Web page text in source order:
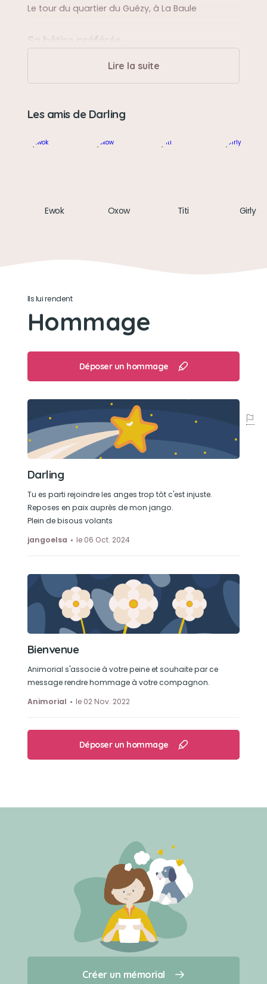
Créer un mémorial
Le tour du quartier du Guézy, à La Baule
Sa bêtise préférée
Déchirer le sopalin et les catalogues publicitaires
Joyeuse, vive, coquine
avec Ewok et Faya
Lire la suite
Les amis de Darling
Ewok Oxow Titi Girly
Ils lui rendent
Hommage
Déposer un hommage
Darling
Tu es parti rejoindre les anges trop tôt c'est injuste.
Reposes en paix auprès de mon jango.
Plein de bisous volants
jangoelsa
le 06 Oct. 2024
Bienvenue
Animorial s'associe à votre peine et souhaite par ce
message rendre hommage à votre compagnon.
Animorial
le 02 Nov. 2022
Déposer un hommage
Créer un mémorial